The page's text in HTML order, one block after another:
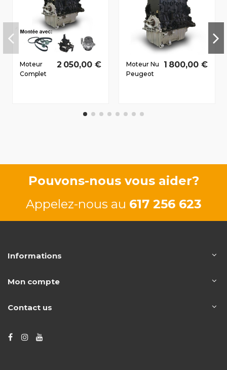
Moteur
Complet
2 050,00 €
Moteur Nu
Peugeot
66/90 CV
1 800,00 €
Pouvons-nous vous aider?
Appelez-nous au 617 256 623
Informations
Mon compte
Contact us